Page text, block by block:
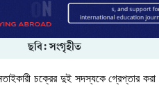
ছবি: সংগৃহীত
চক্রের দুই সদস্যকে গ্রেপ্তার করা